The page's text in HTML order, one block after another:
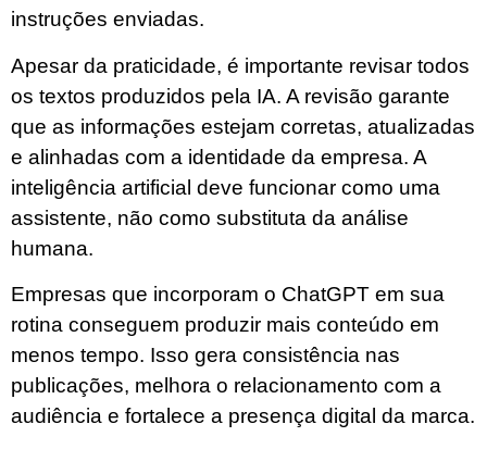
instruções enviadas.
Apesar da praticidade, é importante revisar todos
os textos produzidos pela IA. A revisão garante
que as informações estejam corretas, atualizadas
e alinhadas com a identidade da empresa. A
inteligência artificial deve funcionar como uma
assistente, não como substituta da análise
humana.
Empresas que incorporam o ChatGPT em sua
rotina conseguem produzir mais conteúdo em
menos tempo. Isso gera consistência nas
publicações, melhora o relacionamento com a
audiência e fortalece a presença digital da marca.